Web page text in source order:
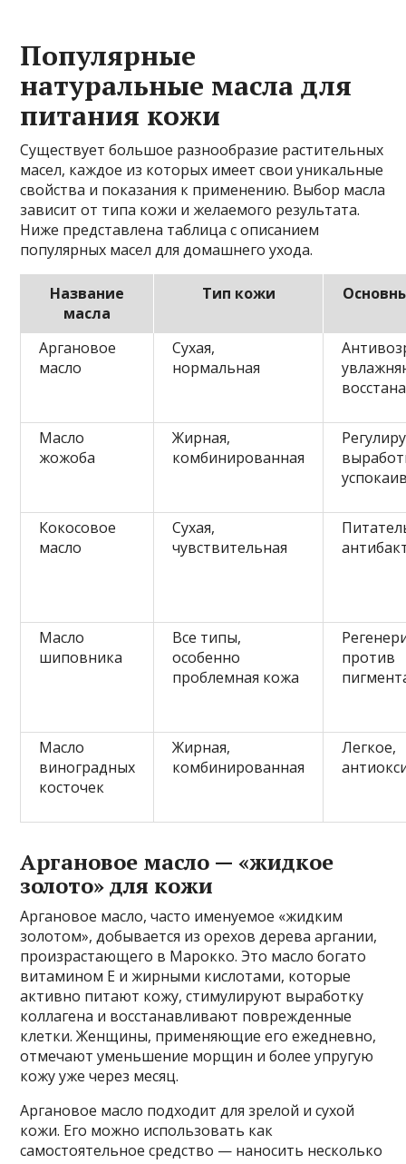
Популярные
натуральные масла для
питания кожи
Существует большое разнообразие растительных
масел, каждое из которых имеет свои уникальные
свойства и показания к применению. Выбор масла
зависит от типа кожи и желаемого результата.
Ниже представлена таблица с описанием
популярных масел для домашнего ухода.
Название
масла
Тип кожи
Аргановое
масло
Сухая,
нормальная
Масло
жожоба
Жирная,
комбинированная
Кокосовое
масло
Сухая,
чувствительная
Масло
шиповника
Все типы,
особенно
проблемная кожа
против
Масло
виноградных
косточек
Жирная,
комбинированная
Легкое,
Аргановое масло — «жидкое
золото» для кожи
Аргановое масло, часто именуемое «жидким
золотом», добывается из орехов дерева аргании,
произрастающего в Марокко. Это масло богато
витамином Е и жирными кислотами, которые
активно питают кожу, стимулируют выработку
коллагена и восстанавливают поврежденные
клетки. Женщины, применяющие его ежедневно,
отмечают уменьшение морщин и более упругую
кожу уже через месяц.
Аргановое масло подходит для зрелой и сухой
кожи. Его можно использовать как
самостоятельное средство — наносить несколько